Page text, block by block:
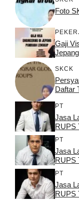
Foto
Gaji
Jepang
SKCK
Daftar
PT
Jasa
RUPS
PT
Jasa
RUPS
PT
Jasa
RUPS